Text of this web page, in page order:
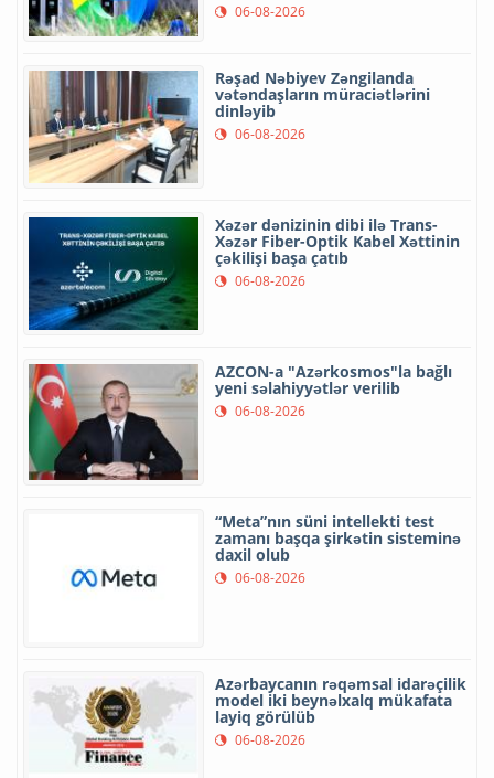
06-08-2026
Rəşad Nəbiyev Zəngilanda
vətəndaşların müraciətlərini
dinləyib
06-08-2026
Xəzər dənizinin dibi ilə Trans-
Xəzər Fiber-Optik Kabel Xəttinin
çəkilişi başa çatıb
06-08-2026
AZCON-a "Azərkosmos"la bağlı
yeni səlahiyyətlər verilib
06-08-2026
“Meta”nın süni intellekti test
zamanı başqa şirkətin sisteminə
daxil olub
06-08-2026
Azərbaycanın rəqəmsal idarəçilik
model iki beynəlxalq mükafata
layiq görülüb
06-08-2026